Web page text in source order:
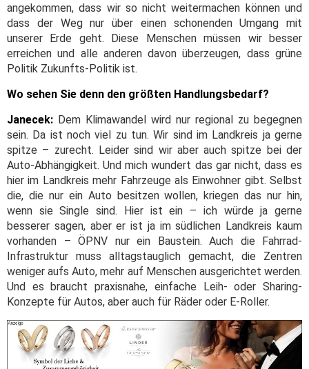
angekommen, dass wir so nicht weitermachen können und
dass der Weg nur über einen schonenden Umgang mit
unserer Erde geht. Diese Menschen müssen wir besser
erreichen und alle anderen davon überzeugen, dass grüne
Politik Zukunfts-Politik ist.
Wo sehen Sie denn den größten Handlungsbedarf?
Janecek: Dem Klimawandel wird nur regional zu begegnen
sein. Da ist noch viel zu tun. Wir sind im Landkreis ja gerne
spitze – zurecht. Leider sind wir aber auch spitze bei der
Auto-Abhängigkeit. Und mich wundert das gar nicht, dass es
hier im Landkreis mehr Fahrzeuge als Einwohner gibt. Selbst
die, die nur ein Auto besitzen wollen, kriegen das nur hin,
wenn sie Single sind. Hier ist ein – ich würde ja gerne
besserer sagen, aber er ist ja im südlichen Landkreis kaum
vorhanden – ÖPNV nur ein Baustein. Auch die Fahrrad-
Infrastruktur muss alltagstauglich gemacht, die Zentren
weniger aufs Auto, mehr auf Menschen ausgerichtet werden.
Und es braucht praxisnahe, einfache Leih- oder Sharing-
Konzepte für Autos, aber auch für Räder oder E-Roller.